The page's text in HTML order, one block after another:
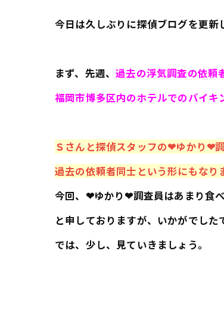
今日は久しぶりに探偵ブログを更新
まず、先週、過去の浮気調査の依頼
福岡市博多区内のホテルでのバイキ
Ｓさんと探偵スタッフの❤ゆかり❤調
過去の依頼者同士という形にもなり
今回、❤ゆかり❤調査員はあまり食
と申しておりますが、いかがでした
では、少し、見ていきましょう。